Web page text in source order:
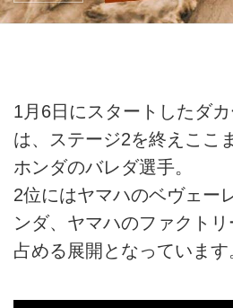
1月6日にスタートしたダ
は、ステージ2を終えここ
ホンダのバレダ選手。
2位にはヤマハのベヴェー
ンダ、ヤマハのファクト
占める展開となっています